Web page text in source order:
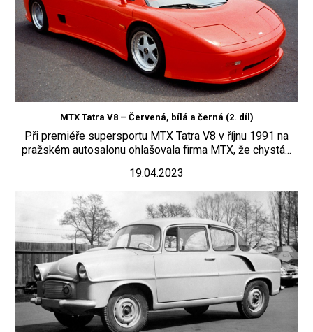
MTX Tatra V8 – Červená, bílá a černá (2. díl)
Při premiéře supersportu MTX Tatra V8 v říjnu 1991 na
pražském autosalonu ohlašovala firma MTX, že chystá...
19.04.2023